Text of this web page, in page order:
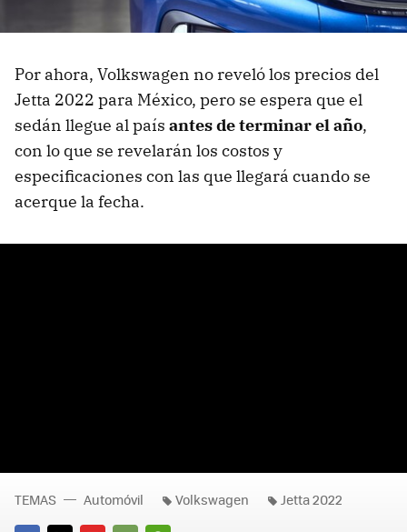
Por ahora, Volkswagen no reveló los precios del
Jetta 2022 para México, pero se espera que el
sedán llegue al país antes de terminar el año,
con lo que se revelarán los costos y
especificaciones con las que llegará cuando se
acerque la fecha.
TEMAS Automóvil Volkswagen Jetta 2022